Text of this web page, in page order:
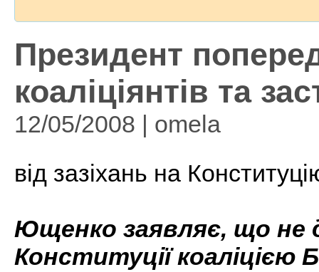
Президент
коаліціянтів та
12/05/2008 | omela
від зазіхань на
Ющенко заявляє, що не
Конституції коаліцією